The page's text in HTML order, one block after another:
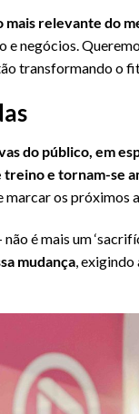
relevante do
negócios.
transformando o
do público, em
treino e tornam-
marcar os próximos
não é mais um
mudança ,